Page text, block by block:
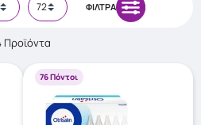
ΦΊΛΤΡΑ
Προϊόντα
76 Πόντοι